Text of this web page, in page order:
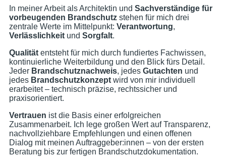
In meiner Arbeit als Architektin und Sachverständige für
vorbeugenden Brandschutz stehen für mich drei
zentrale Werte im Mittelpunkt: Verantwortung,
Verlässlichkeit und Sorgfalt.
Qualität entsteht für mich durch fundiertes Fachwissen,
kontinuierliche Weiterbildung und den Blick fürs Detail.
Jeder Brandschutznachweis, jedes Gutachten und
jedes Brandschutzkonzept wird von mir individuell
erarbeitet – technisch präzise, rechtssicher und
praxisorientiert.
Vertrauen ist die Basis einer erfolgreichen
Zusammenarbeit. Ich lege großen Wert auf Transparenz,
nachvollziehbare Empfehlungen und einen offenen
Dialog mit meinen Auftraggeber:innen – von der ersten
Beratung bis zur fertigen Brandschutzdokumentation.